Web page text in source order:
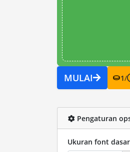
MULAI 1/
Pengaturan
Ukuran font